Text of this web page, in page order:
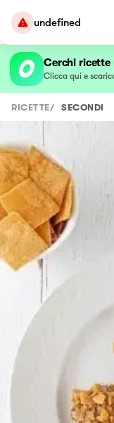
undefined
Cerchi ricette
Clicca qui e
RICETTE/ SECONDI